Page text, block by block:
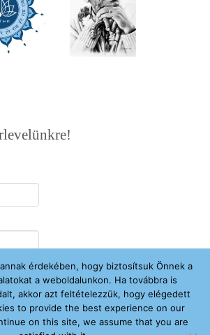
Nyilatkozatot.
érdekében, hogy biztosítsuk Önnek a
a weboldalunkon. Ha továbbra is
akkor azt feltételezzük, hogy elégedett
to provide the best experience on our
on this site, we assume that you are